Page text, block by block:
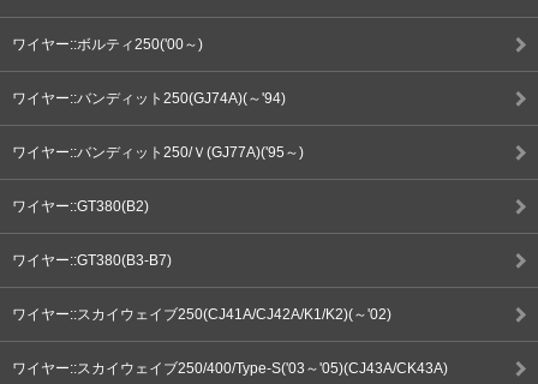
ワイヤー::ボルティ250('00～)
ワイヤー::バンディット250(GJ74A)(～'94)
ワイヤー::バンディット250/Ｖ(GJ77A)('95～)
ワイヤー::GT380(B2)
ワイヤー::GT380(B3-B7)
ワイヤー::スカイウェイブ250(CJ41A/CJ42A/K1/K2)(～'02)
ワイヤー::スカイウェイブ250/400/Type-S('03～'05)(CJ43A/CK43A)